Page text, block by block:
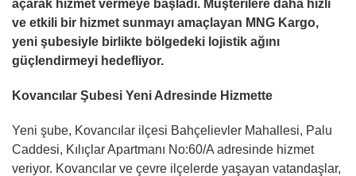
açarak hizmet vermeye başladı. Müşterilere daha hızlı
ve etkili bir hizmet sunmayı amaçlayan MNG Kargo,
yeni şubesiyle birlikte bölgedeki lojistik ağını
güçlendirmeyi hedefliyor.
Kovancılar Şubesi Yeni Adresinde Hizmette
Yeni şube, Kovancılar ilçesi Bahçelievler Mahallesi, Palu
Caddesi, Kılıçlar Apartmanı No:60/A adresinde hizmet
veriyor. Kovancılar ve çevre ilçelerde yaşayan vatandaşlar,